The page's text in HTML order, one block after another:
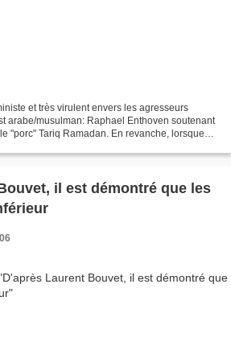
et très virulent envers les agresseurs
arabe/musulman: Raphael Enthoven soutenant
"porc" Tariq Ramadan. En revanche, lorsque
il est démontré que les